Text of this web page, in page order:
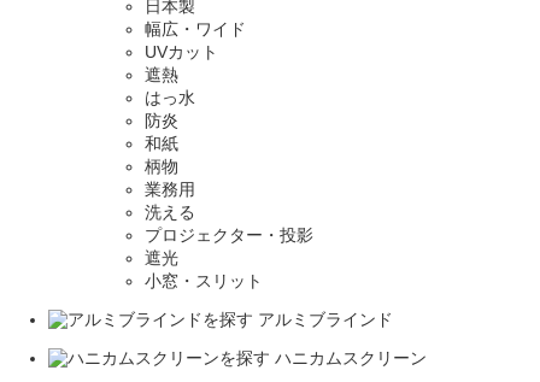
日本製
幅広・ワイド
UVカット
遮熱
はっ水
防炎
和紙
柄物
業務用
洗える
プロジェクター・投影
遮光
小窓・スリット
アルミブラインド
ハニカムスクリーン